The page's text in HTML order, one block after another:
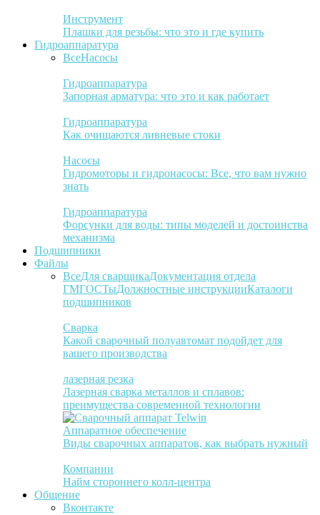
Инструмент
Плашки для резьбы: что это и где купить
Гидроаппаратура
ВсеНасосы
Гидроаппаратура
Запорная арматура: что это и как работает
Гидроаппаратура
Как очищаются ливневые стоки
Насосы
Гидромоторы и гидронасосы: Все, что вам нужно
знать
Гидроаппаратура
Форсунки для воды: типы моделей и достоинства
механизма
Подшипники
Файлы
ВсеДля сварщикаДокументация отдела
ГМГОСТыДолжностные инструкцииКаталоги
подшипников
Сварка
Какой сварочный полуавтомат подойдет для
вашего производства
лазерная резка
Лазерная сварка металлов и сплавов:
преимущества современной технологии
Аппаратное обеспечение
Виды сварочных аппаратов, как выбрать нужный
Компании
Найм стороннего колл-центра
Общение
Вконтакте